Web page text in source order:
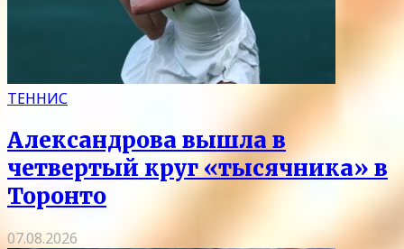
ТЕННИС
Александрова вышла в
четвертый круг «тысячника» в
Торонто
07.08.2026